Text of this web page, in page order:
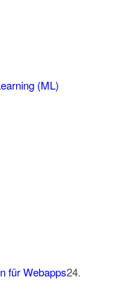
(ML)
für Webapps24.